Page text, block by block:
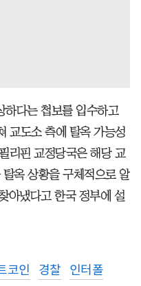
하다는 첩보를 입수하고
교도소 측에 탈옥 가능성
리핀 교정당국은 해당 교
옥 상황을 구체적으로 알
아냈다고 한국 정부에 설
코인 경찰 인터폴